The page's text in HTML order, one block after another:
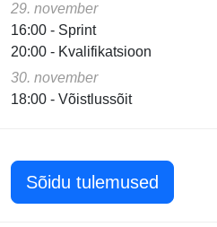
29. november
16:00 - Sprint
20:00 - Kvalifikatsioon
30. november
18:00 - Võistlussõit
Sõidu tulemused